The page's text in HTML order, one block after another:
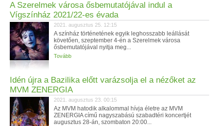
A Szerelmek városa ősbemutatójával indul a
Vígszínház 2021/22-es évada
2021. augusztus 25. 12:15
A színház történetének egyik leghosszabb leállását
követően, szeptember 4-én a Szerelmek városa
ősbemutatójával nyitja meg...
Tovább
Idén újra a Bazilika előtt varázsolja el a nézőket az
MVM ZENERGIA
2021. augusztus 23. 00:15
Az MVM hatodik alkalommal hívja életre az MVM
ZENERGIA című nagyszabású szabadtéri koncertjét
augusztus 28-án, szombaton 20:00...